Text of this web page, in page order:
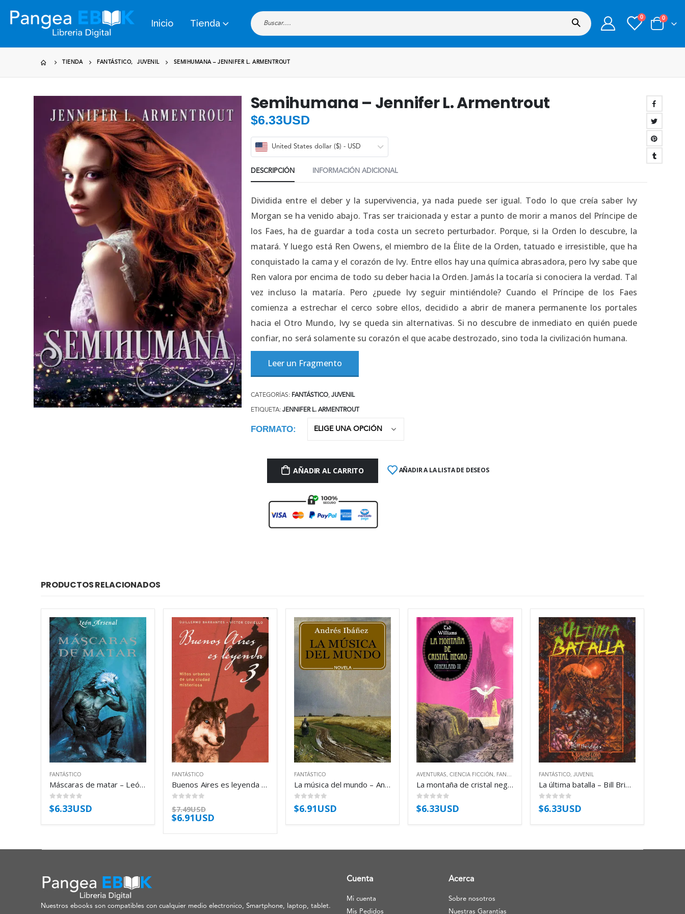
Inicio Tienda
0 0
TIENDA FANTÁSTICO, JUVENIL SEMIHUMANA – JENNIFER L. ARMENTROUT
Semihumana – Jennifer L. Armentrout
$6.33USD
United States dollar ($) - USD
DESCRIPCIÓN INFORMACIÓN ADICIONAL
Dividida entre el deber y la supervivencia, ya nada puede ser igual. Todo lo que creía saber Ivy
Morgan se ha venido abajo. Tras ser traicionada y estar a punto de morir a manos del Príncipe de
los Faes, ha de guardar a toda costa un secreto perturbador. Porque, si la Orden lo descubre, la
matará. Y luego está Ren Owens, el miembro de la Élite de la Orden, tatuado e irresistible, que ha
conquistado la cama y el corazón de Ivy. Entre ellos hay una química abrasadora, pero Ivy sabe que
Ren valora por encima de todo su deber hacia la Orden. Jamás la tocaría si conociera la verdad. Tal
vez incluso la mataría. Pero ¿puede Ivy seguir mintiéndole? Cuando el Príncipe de los Faes
comienza a estrechar el cerco sobre ellos, decidido a abrir de manera permanente los portales
hacia el Otro Mundo, Ivy se queda sin alternativas. Si no descubre de inmediato en quién puede
confiar, no será solamente su corazón el que acabe destrozado, sino toda la civilización humana.
Leer un Fragmento
CATEGORÍAS: FANTÁSTICO, JUVENIL
ETIQUETA: JENNIFER L. ARMENTROUT
FORMATO
AÑADIR AL CARRITO AÑADIR A LA LISTA DE DESEOS
PRODUCTOS RELACIONADOS
FANTÁSTICO
Máscaras de matar – León Arsenal
0out of 5
$6.33USD
FANTÁSTICO
Buenos Aires es leyenda 3 – Guillermo Barrantes
$7.49USD
$6.91USD
FANTÁSTICO
La música del mundo – Andrés Ibáñez
0out of 5
$6.91USD
AVENTURAS CIENCIA FICCIÓN FANTÁSTICO
La montaña de cristal negro – Tad Williams
0out of 5
$6.33USD
FANTÁSTICO JUVENIL
La última batalla – Bill Bridges
0out of 5
$6.33USD
Nuestros ebooks son compatibles con cualquier medio electronico, Smartphone, laptop, tablet.
Cuenta
Mi cuenta
Mis Pedidos
Acerca
Sobre nosotros
Nuestras Garantías